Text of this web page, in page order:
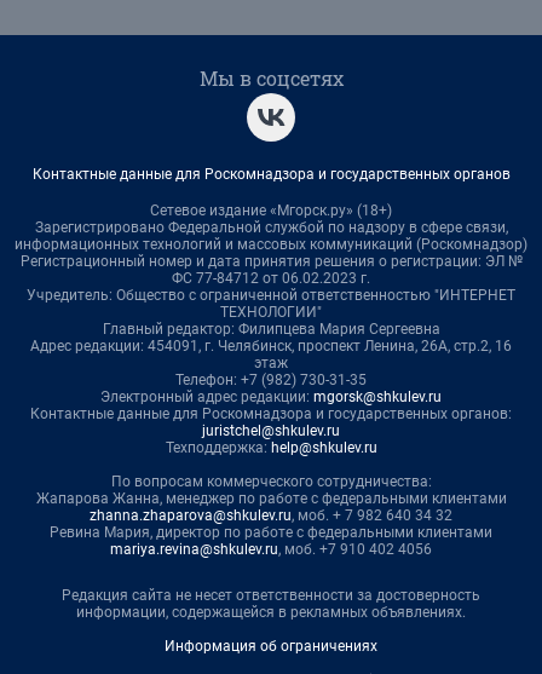
Мы в соцсетях
Контактные данные для Роскомнадзора и государственных органов
Сетевое издание «Мгорск.ру» (18+)
Зарегистрировано Федеральной службой по надзору в сфере связи,
информационных технологий и массовых коммуникаций (Роскомнадзор)
Регистрационный номер и дата принятия решения о регистрации: ЭЛ №
ФС 77-84712 от 06.02.2023 г.
Учредитель: Общество с ограниченной ответственностью "ИНТЕРНЕТ
ТЕХНОЛОГИИ"
Главный редактор: Филипцева Мария Сергеевна
Адрес редакции: 454091, г. Челябинск, проспект Ленина, 26А, стр.2, 16
этаж
Телефон: +7 (982) 730-31-35
Электронный адрес редакции: mgorsk@shkulev.ru
Контактные данные для Роскомнадзора и государственных органов:
juristchel@shkulev.ru
Техподдержка: help@shkulev.ru
По вопросам коммерческого сотрудничества:
Жапарова Жанна, менеджер по работе с федеральными клиентами
zhanna.zhaparova@shkulev.ru, моб. + 7 982 640 34 32
Ревина Мария, директор по работе с федеральными клиентами
mariya.revina@shkulev.ru, моб. +7 910 402 4056
Редакция сайта не несет ответственности за достоверность
информации, содержащейся в рекламных объявлениях.
Информация об ограничениях